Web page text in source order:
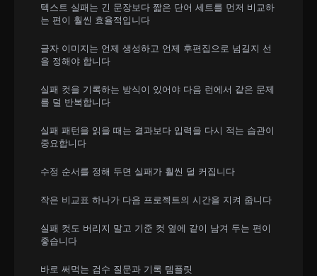
텍스트 실패는 긴 문장보다 짧은 단어 세트를 먼저 비교하
는 편이 훨씬 효율적입니다
글자 이미지는 언제 생성하고 언제 후편집으로 넘길지 선
을 정해야 합니다
실패 컷을 기록하는 방식이 있어야 다음 런에서 같은 문제
를 덜 반복합니다
실패 패턴을 읽을 때는 결과보다 입력을 다시 적는 습관이
중요합니다
수정 순서를 정해 두면 실패가 훨씬 덜 커집니다
작은 비교표 하나가 다음 프로젝트의 시간을 지켜 줍니다
실패 컷도 버리지 말고 기준 컷 옆에 같이 남겨 두는 편이
좋습니다
바로 써먹는 검수 질문과 기록 템플릿